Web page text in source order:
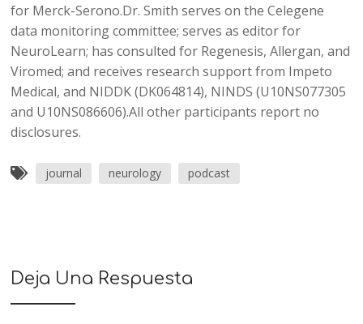
for Merck-Serono.Dr. Smith serves on the Celegene
data monitoring committee; serves as editor for
NeuroLearn; has consulted for Regenesis, Allergan, and
Viromed; and receives research support from Impeto
Medical, and NIDDK (DK064814), NINDS (U10NS077305
and U10NS086606).All other participants report no
disclosures.
journal neurology podcast
Deja Una Respuesta